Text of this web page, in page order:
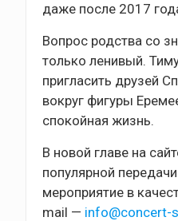
даже после 2017
Вопрос родства со
только ленивый.
пригласить друзей
вокруг фигуры
спокойная жизнь.
В новой главе на
популярной
мероприятие в
mail — info@concert-